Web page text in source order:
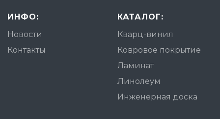
ИНФО:
Новости
Контакты
КАТАЛОГ:
Кварц-винил
Ковровое покрытие
Ламинат
Линолеум
Инженерная доска